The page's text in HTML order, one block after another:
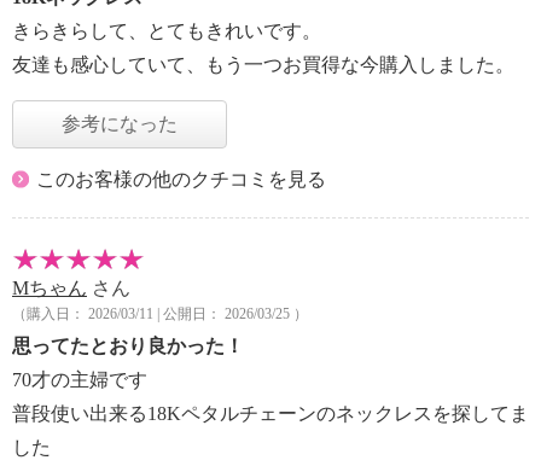
きらきらして、とてもきれいです。
友達も感心していて、もう一つお買得な今購入しました。
参考になった
このお客様の他のクチコミを見る
Mちゃん さん
（購入日： 2026/03/11 | 公開日： 2026/03/25 ）
思ってたとおり良かった！
70才の主婦です
普段使い出来る18Kペタルチェーンのネックレスを探してま
した